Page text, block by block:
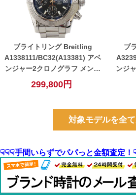
ブライトリング Breitling
A1338111/BC32(A13381) アベ
ンジャー2クロノグラフ メンズ
自動巻き 腕時計 ブラック【中
古】
299,800円
ブ
ンジ
対象モデルを全
☟☟☟手間いらずでパパっと金額査定！